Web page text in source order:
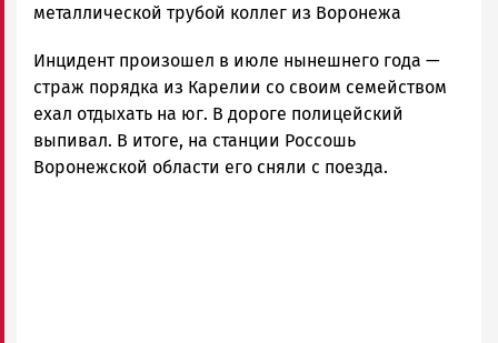
Новости
и
Карелии
|
Петрозаводск
ГОВОРИТ
металлической трубой коллег из Воронежа
Инцидент произошел в июле нынешнего года —
страж порядка из Карелии со своим семейством
ехал отдыхать на юг. В дороге полицейский
выпивал. В итоге, на станции Россошь
Воронежской области его сняли с поезда.